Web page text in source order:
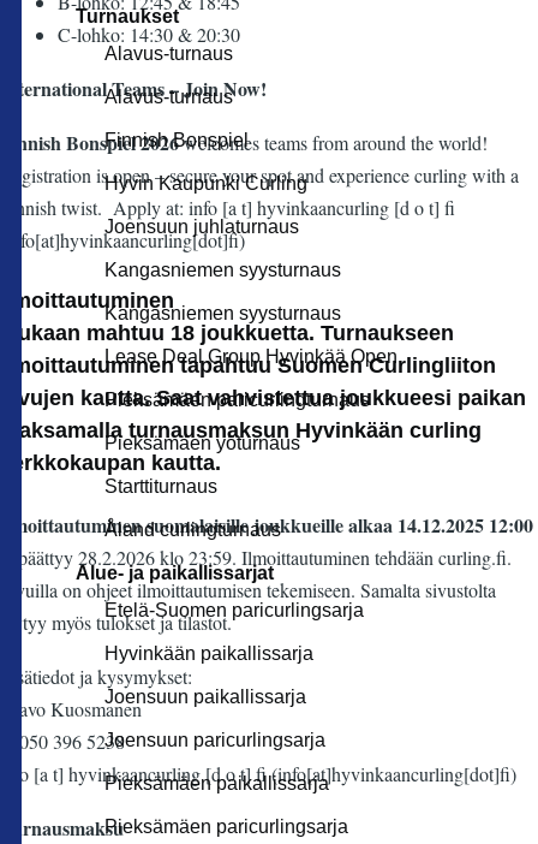
Turnaukset
Alavus-turnaus
Alavus-turnaus
Finnish Bonspiel
Hyvin Kaupunki Curling
Joensuun juhlaturnaus
Kangasniemen syysturnaus
Kangasniemen syysturnaus
Lease Deal Group Hyvinkää Open
Pieksämäen paricurlingturnaus
Pieksämäen yöturnaus
Starttiturnaus
Åland curlingturnaus
Alue- ja paikallissarjat
Etelä-Suomen paricurlingsarja
Hyvinkään paikallissarja
Joensuun paikallissarja
Joensuun paricurlingsarja
Pieksämäen paikallissarja
Pieksämäen paricurlingsarja
C-lohko: 14:30 & 20:30
International Teams – Join Now!
Finnish Bonspiel 2026welcomes teams from around the world!
Registration is open – secure your spot and experience curling with a
Finnish twist. Apply at: info [a t] hyvinkaancurling [d o t] fi
(info[at]hyvinkaancurling[dot]fi)
Ilmoittautuminen
Mukaan mahtuu 18 joukkuetta. Turnaukseen
ilmoittautuminen tapahtuu Suomen Curlingliiton
sivujen kautta. Saat vahvistettua joukkueesi paikan
maksamalla turnausmaksun Hyvinkään curling
verkkokaupan kautta.
Ilmoittautuminen suomalaisille joukkueille alkaa 14.12.2025 12:00
ja päättyy 28.2.2026 klo 23:59. Ilmoittautuminen tehdään curling.fi.
Sivuilla on ohjeet ilmoittautumisen tekemiseen. Samalta sivustolta
löytyy myös tulokset ja tilastot.
Lisätiedot ja kysymykset:
Paavo Kuosmanen
p. 050 396 5238
info [a t] hyvinkaancurling[d o t]fi(info[at]hyvinkaancurling[dot]fi)
Turnausmaksu